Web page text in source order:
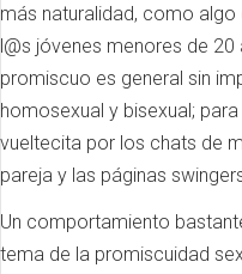
más naturalidad, como
l@s jóvenes menores de
promiscuo es general sin
homosexual y bisexual;
vueltecita por los chats de
pareja y las páginas
Un comportamiento
tema de la promiscuidad